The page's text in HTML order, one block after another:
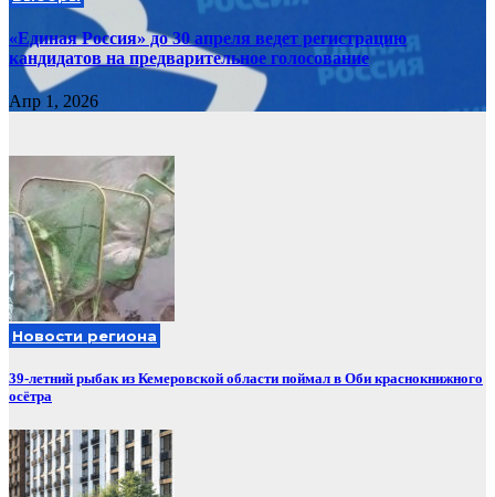
«Единая Россия» до 30 апреля ведет регистрацию
кандидатов на предварительное голосование
Апр 1, 2026
Новости региона
39-летний рыбак из Кемеровской области поймал в Оби краснокнижного
осётра